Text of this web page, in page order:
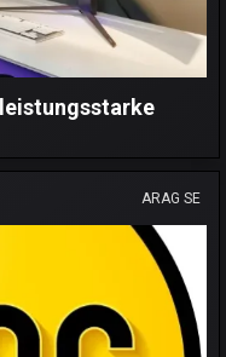
leistungsstarke
ARAG SE